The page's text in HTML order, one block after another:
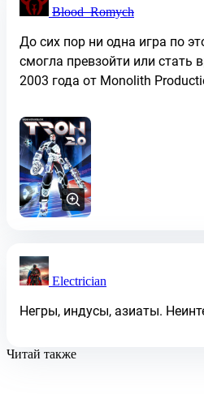
Blood_Romych
До сих пор ни одна игра по
смогла превзойти или стать
2003 года от Monolith
Electrician
Негры, индусы, азиаты.
Читай также